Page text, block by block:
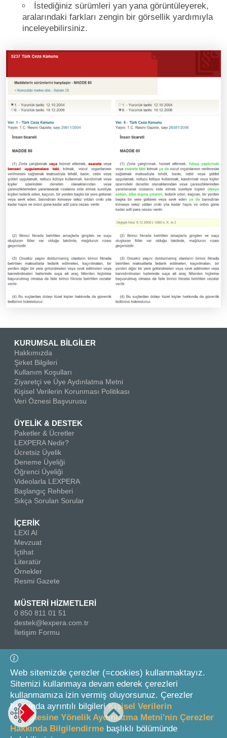
İstediğiniz sürümleri yan yana görüntüleyerek,
aralarındaki farkları zengin bir görsellik yardımıyla
inceleyebilirsiniz.
KURUMSAL BİLGİLER
Hakkımızda
Şirket Bilgileri
Kullanım Koşulları
Ziyaretçi ve Üye Aydınlatma Metni
Kişisel Verilerin Korunması Politikası
Veri Öznesi Başvurusu
ÜYELİK & DESTEK
Paketler & Ücretler
LEXPERA Nedir?
Ücretsiz Üyelik
Deneme Üyeliği
Öğrenci Üyeliği
Videolarla LEXPERA
Başlangıç Rehberi
Sıkça Sorulan Sorular
İÇERİK
LEXI AI
Mevzuat
İçtihat
Literatür
Örnekler
Resmi Gazete
MÜSTERİ HİZMETLERİ
0 850 811 01 51
destek@lexpera.com.tr
İletişim Formu
Bizi Takip Edin
© 2026 On İki Levha Yayıncılık A.Ş.
Web sitemizde çerezler (=cookies) kullanmaktayız.
Sitemizi kullanmaya devam ederek çerezleri
kullanmamıza izin vermiş oluyorsunuz. Çerezler
hakkında ayrıntılı bilgileriKişisel Verilerin
İşlenmesine Yönelik Aydınlatma Metni'nin Çerezler
Hakkında Bilgilendirme başlıklı bölümünde